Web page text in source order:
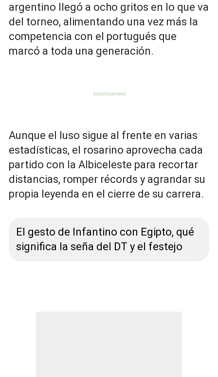
argentino llegó a ocho gritos en lo que va
del torneo, alimentando una vez más la
competencia con el portugués que
marcó a toda una generación.
Aunque el luso sigue al frente en varias
estadísticas, el rosarino aprovecha cada
partido con la Albiceleste para recortar
distancias, romper récords y agrandar su
propia leyenda en el cierre de su carrera.
El gesto de Infantino con Egipto, qué
significa la seña del DT y el festejo